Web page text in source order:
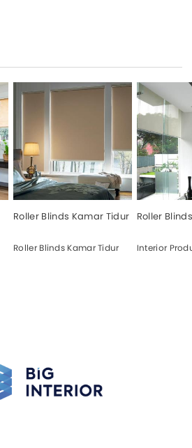
Roller Blinds Kamar Tidur
Roller Blinds Kamar Tidur
Roller
Interior